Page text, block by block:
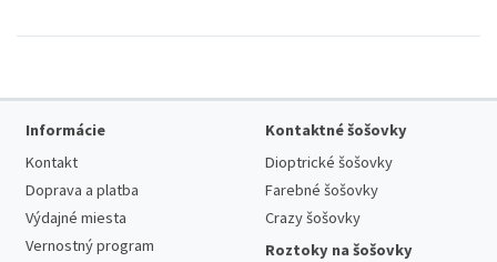
Informácie
Kontakt
Doprava a platba
Výdajné miesta
Vernostný program
Kontaktné šošovky
Dioptrické šošovky
Farebné šošovky
Crazy šošovky
Roztoky na šošovky